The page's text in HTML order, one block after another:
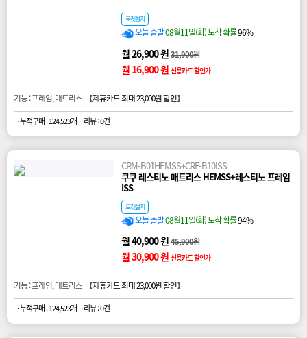
로켓설치
오늘 출발08월11일(화) 도착 확률96%
월 26,900 원31,900원
월 16,900 원 신용카드 할인가
기능 : 프레임, 매트리스 【제휴카드 최대 23,000원 할인】
· 누적구매 : 124,523개 · 리뷰 : 0건
CRM-B01HEMSS+CRF-B10ISS
쿠쿠 레스티노 매트리스 HEMSS+레스티노 프레임
ISS
로켓설치
오늘 출발08월11일(화) 도착 확률94%
월 40,900 원45,900원
월 30,900 원 신용카드 할인가
기능 : 프레임, 매트리스 【제휴카드 최대 23,000원 할인】
· 누적구매 : 124,523개 · 리뷰 : 0건